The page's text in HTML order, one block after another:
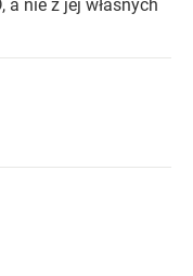
a nie z jej własnych